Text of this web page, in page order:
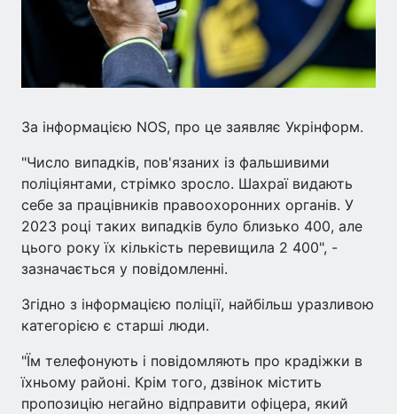
За інформацією NOS, про це заявляє Укрінформ.
"Число випадків, пов'язаних із фальшивими
поліціянтами, стрімко зросло. Шахраї видають
себе за працівників правоохоронних органів. У
2023 році таких випадків було близько 400, але
цього року їх кількість перевищила 2 400", -
зазначається у повідомленні.
Згідно з інформацією поліції, найбільш уразливою
категорією є старші люди.
"Їм телефонують і повідомляють про крадіжки в
їхньому районі. Крім того, дзвінок містить
пропозицію негайно відправити офіцера, який